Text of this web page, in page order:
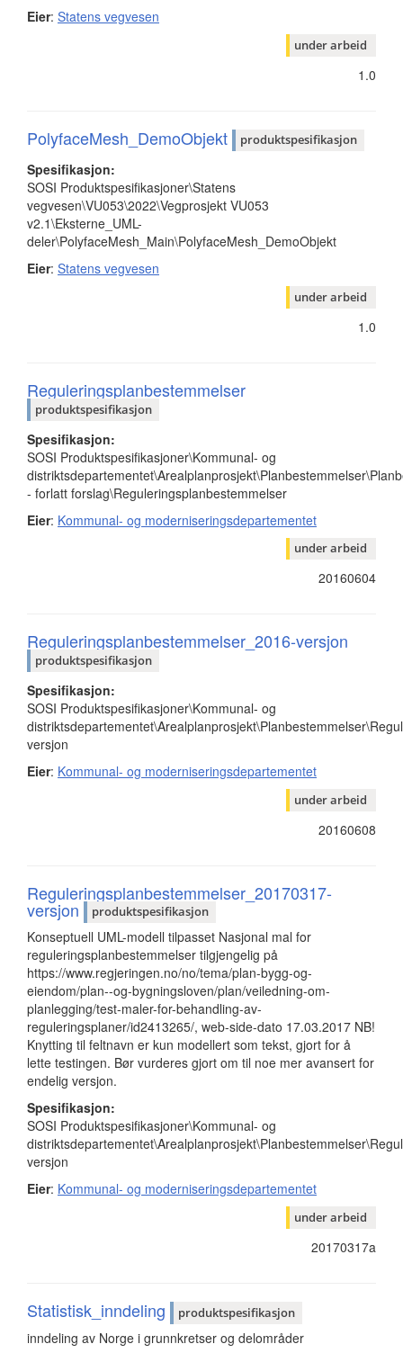
Eier: Statens vegvesen
under arbeid
1.0
PolyfaceMesh_DemoObjekt produktspesifikasjon
Spesifikasjon:
SOSI Produktspesifikasjoner\Statens
vegvesen\VU053\2022\Vegprosjekt VU053
v2.1\Eksterne_UML-
deler\PolyfaceMesh_Main\PolyfaceMesh_DemoObjekt
Eier: Statens vegvesen
under arbeid
1.0
Reguleringsplanbestemmelser
produktspesifikasjon
Spesifikasjon:
SOSI Produktspesifikasjoner\Kommunal- og
- forlatt forslag\Reguleringsplanbestemmelser
Eier: Kommunal- og moderniseringsdepartementet
under arbeid
20160604
Reguleringsplanbestemmelser_2016-versjon
produktspesifikasjon
Spesifikasjon:
SOSI Produktspesifikasjoner\Kommunal- og
versjon
Eier: Kommunal- og moderniseringsdepartementet
under arbeid
20160608
Reguleringsplanbestemmelser_20170317-
versjon produktspesifikasjon
Konseptuell UML-modell tilpasset Nasjonal mal for
reguleringsplanbestemmelser tilgjengelig på
https://www.regjeringen.no/no/tema/plan-bygg-og-
eiendom/plan--og-bygningsloven/plan/veiledning-om-
planlegging/test-maler-for-behandling-av-
reguleringsplaner/id2413265/, web-side-dato 17.03.2017 NB!
Knytting til feltnavn er kun modellert som tekst, gjort for å
lette testingen. Bør vurderes gjort om til noe mer avansert for
endelig versjon.
Spesifikasjon:
SOSI Produktspesifikasjoner\Kommunal- og
versjon
Eier: Kommunal- og moderniseringsdepartementet
under arbeid
20170317a
Statistisk_inndeling produktspesifikasjon
inndeling av Norge i grunnkretser og delområder